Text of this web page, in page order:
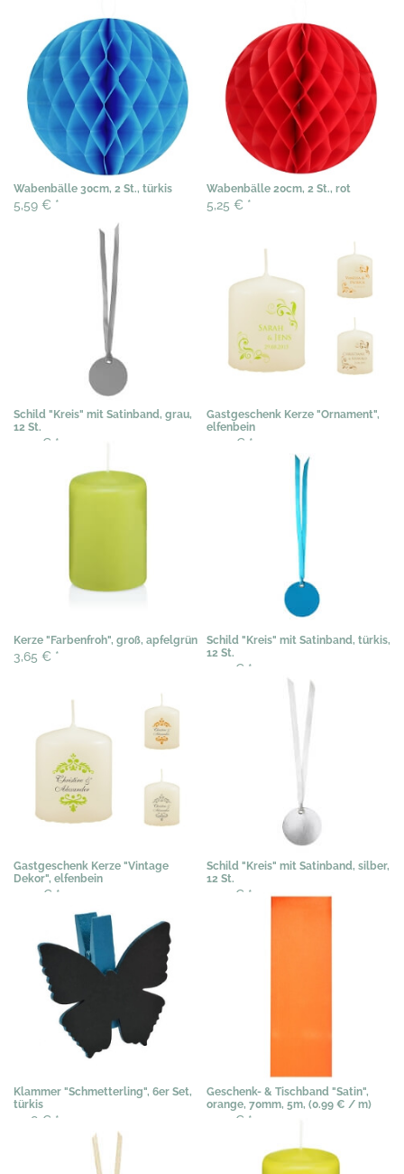
Wabenbälle 30cm, 2 St., türkis
5,59 € *
Wabenbälle 20cm, 2 St., rot
5,25 € *
Schild "Kreis" mit Satinband, grau,
12 St.
3,59 € *
Gastgeschenk Kerze "Ornament",
elfenbein
3,03 € *
Kerze "Farbenfroh", groß, apfelgrün
3,65 € *
Schild "Kreis" mit Satinband, türkis,
12 St.
3,54 € *
Gastgeschenk Kerze "Vintage
Dekor", elfenbein
3,03 € *
Schild "Kreis" mit Satinband, silber,
12 St.
3,54 € *
Klammer "Schmetterling", 6er Set,
türkis
3,58 € *
Geschenk- & Tischband "Satin",
orange, 70mm, 5m, (0.99 € / m)
4,99 € *